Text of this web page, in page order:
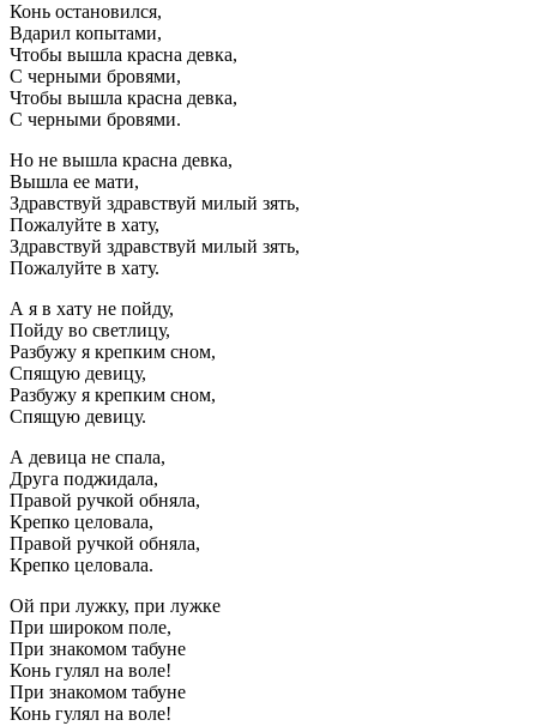
Конь остановился,
Вдарил копытами,
Чтобы вышла красна девка,
С черными бровями,
Чтобы вышла красна девка,
С черными бровями.
Но не вышла красна девка,
Вышла ее мати,
Здравствуй здравствуй милый зять,
Пожалуйте в хату,
Здравствуй здравствуй милый зять,
Пожалуйте в хату.
А я в хату не пойду,
Пойду во светлицу,
Разбужу я крепким сном,
Спящую девицу,
Разбужу я крепким сном,
Спящую девицу.
А девица не спала,
Друга поджидала,
Правой ручкой обняла,
Крепко целовала,
Правой ручкой обняла,
Крепко целовала.
Ой при лужку, при лужке
При широком поле,
При знакомом табуне
Конь гулял на воле!
При знакомом табуне
Конь гулял на воле!